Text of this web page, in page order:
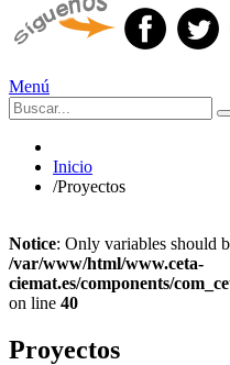
Menú
Inicio
/Proyectos
Notice: Only variables should
/var/www/html/www.ceta-
ciemat.es/components/
on line 40
Proyectos